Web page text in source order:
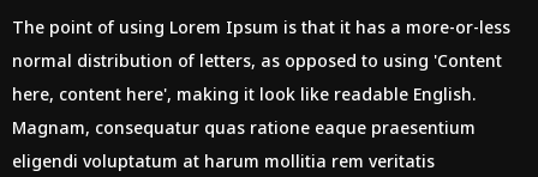
The point of using Lorem Ipsum is that it has a more-or-less
normal distribution of letters, as opposed to using 'Content
here, content here', making it look like readable English.
Magnam, consequatur quas ratione eaque praesentium
eligendi voluptatum at harum mollitia rem veritatis